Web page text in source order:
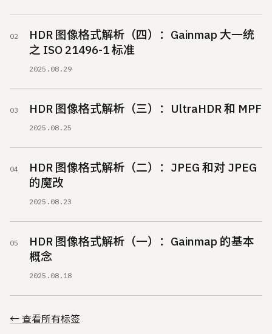
HDR 图像格式解析（四）：Gainmap 大一统
之 ISO 21496-1 标准
2025.08.29
HDR 图像格式解析（三）：UltraHDR 和 MPF
2025.08.25
HDR 图像格式解析（二）：JPEG 和对 JPEG
的魔改
2025.08.23
HDR 图像格式解析（一）：Gainmap 的基本
概念
2025.08.18
← 查看所有标签